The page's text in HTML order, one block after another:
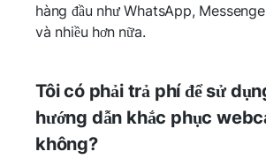
hàng đầu như WhatsApp,
và nhiều hơn nữa.
Tôi có phải trả phí để sử
hướng dẫn khắc phục
không?